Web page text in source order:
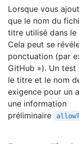
Lorsque vous
que le nom du
titre utilisé dans
Cela peut se
ponctuation (par
GitHub »). Un
le titre et le nom
exigence pour un
une information
préliminaire